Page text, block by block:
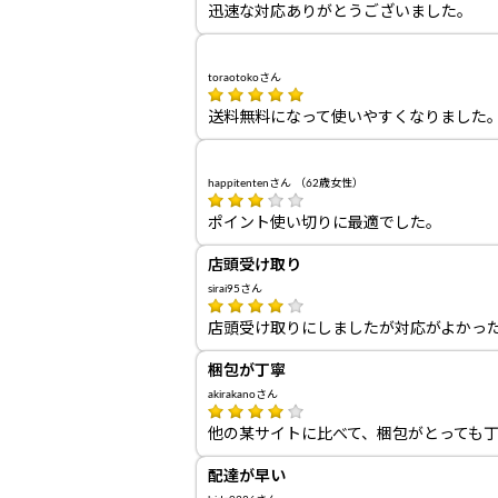
迅速な対応ありがとうございました。
toraotokoさん
送料無料になって使いやすくなりました。
happitentenさん （62歳女性）
ポイント使い切りに最適でした。
店頭受け取り
sirai95さん
店頭受け取りにしましたが対応がよかっ
梱包が丁寧
akirakanoさん
他の某サイトに比べて、梱包がとっても
配達が早い